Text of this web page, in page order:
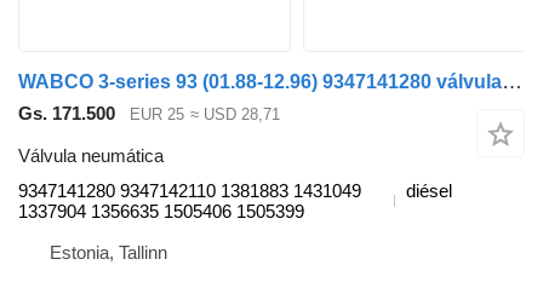
WABCO 3-series 93 (01.88-12.96) 9347141280 válvula neumática para Scania 3-series (1987-1998) cabeza tractora
Gs. 171.500 EUR 25 ≈ USD 28,71
Válvula neumática
9347141280 9347142110 1381883 1431049
1337904 1356635 1505406 1505399
diésel
Estonia, Tallinn